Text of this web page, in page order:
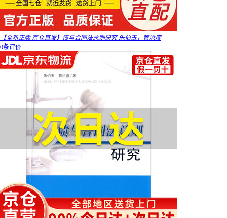
【全新正版 京仓直发】债与合同法总则研究 朱伯玉，管洪彦
0条评价